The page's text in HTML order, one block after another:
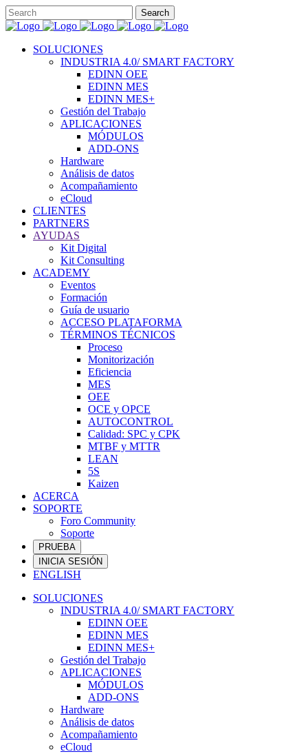
SOLUCIONES
INDUSTRIA 4.0/ SMART FACTORY
EDINN OEE
EDINN MES
EDINN MES+
Gestión del Trabajo
APLICACIONES
MÓDULOS
ADD-ONS
Hardware
Análisis de datos
Acompañamiento
eCloud
CLIENTES
PARTNERS
AYUDAS
Kit Digital
Kit Consulting
ACADEMY
Eventos
Formación
Guía de usuario
ACCESO PLATAFORMA
TÉRMINOS TÉCNICOS
Proceso
Monitorización
Eficiencia
MES
OEE
OCE y OPCE
AUTOCONTROL
Calidad: SPC y CPK
MTBF y MTTR
LEAN
5S
Kaizen
ACERCA
SOPORTE
Foro Community
Soporte
PRUEBA
INICIA SESIÓN
ENGLISH
SOLUCIONES
INDUSTRIA 4.0/ SMART FACTORY
EDINN OEE
EDINN MES
EDINN MES+
Gestión del Trabajo
APLICACIONES
MÓDULOS
ADD-ONS
Hardware
Análisis de datos
Acompañamiento
eCloud